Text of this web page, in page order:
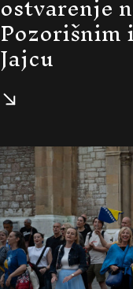
Pozorišnim
Jajcu